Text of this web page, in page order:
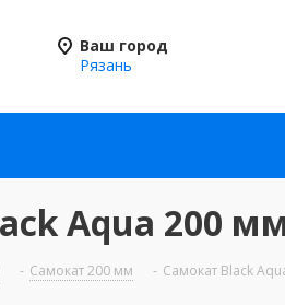
Ваш город
Рязань
Aqua 200
- Самокат 200 мм - Самокат Black